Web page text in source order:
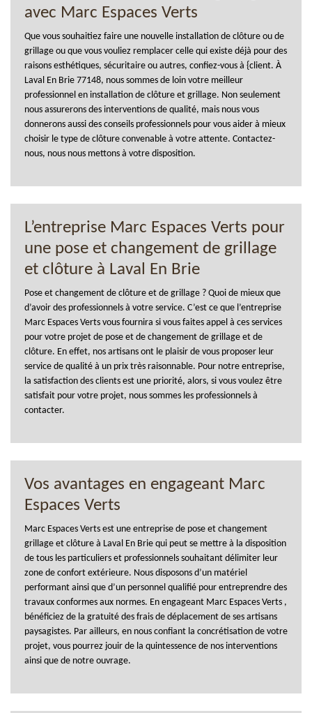
avec Marc Espaces Verts
Que vous souhaitiez faire une nouvelle installation de clôture ou de
grillage ou que vous vouliez remplacer celle qui existe déjà pour des
raisons esthétiques, sécuritaire ou autres, confiez-vous à {client. À
Laval En Brie 77148, nous sommes de loin votre meilleur
professionnel en installation de clôture et grillage. Non seulement
nous assurerons des interventions de qualité, mais nous vous
donnerons aussi des conseils professionnels pour vous aider à mieux
choisir le type de clôture convenable à votre attente. Contactez-
nous, nous nous mettons à votre disposition.
L’entreprise Marc Espaces Verts pour
une pose et changement de grillage
et clôture à Laval En Brie
Pose et changement de clôture et de grillage ? Quoi de mieux que
d’avoir des professionnels à votre service. C’est ce que l’entreprise
Marc Espaces Verts vous fournira si vous faites appel à ces services
pour votre projet de pose et de changement de grillage et de
clôture. En effet, nos artisans ont le plaisir de vous proposer leur
service de qualité à un prix très raisonnable. Pour notre entreprise,
la satisfaction des clients est une priorité, alors, si vous voulez être
satisfait pour votre projet, nous sommes les professionnels à
contacter.
Vos avantages en engageant Marc
Espaces Verts
Marc Espaces Verts est une entreprise de pose et changement
grillage et clôture à Laval En Brie qui peut se mettre à la disposition
de tous les particuliers et professionnels souhaitant délimiter leur
zone de confort extérieure. Nous disposons d’un matériel
performant ainsi que d’un personnel qualifié pour entreprendre des
travaux conformes aux normes. En engageant Marc Espaces Verts ,
bénéficiez de la gratuité des frais de déplacement de ses artisans
paysagistes. Par ailleurs, en nous confiant la concrétisation de votre
projet, vous pourrez jouir de la quintessence de nos interventions
ainsi que de notre ouvrage.